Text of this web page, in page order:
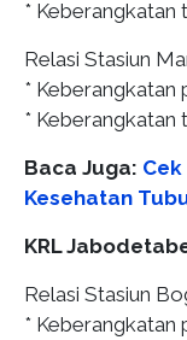
* Keberangkatan
Relasi Stasiun
* Keberangkatan
* Keberangkatan
Baca Juga:
Kesehatan
KRL
Relasi Stasiun
* Keberangkatan